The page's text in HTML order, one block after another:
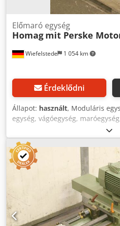
Wiefelstede 1 054 km
Előmaró egység
Homag mit Perske
Érdeklődni
Állapot: használt, Moduláris
egység, vágóegység,
hézagoló maróegység,
élmegmunkáló gép, pontozó
motor élmegmunkáló géphez -
marás - nehéz
forgatható -1x motorok Perske -
- Teljesítmény: 3.0 / 4.4 kW -
Frekvencia: 50/100 Hz -
- Egyéb motorok egyéb
ellenében -Méretek: 1150/600 /
Cjdpfx Amob Uhp Hjgerf